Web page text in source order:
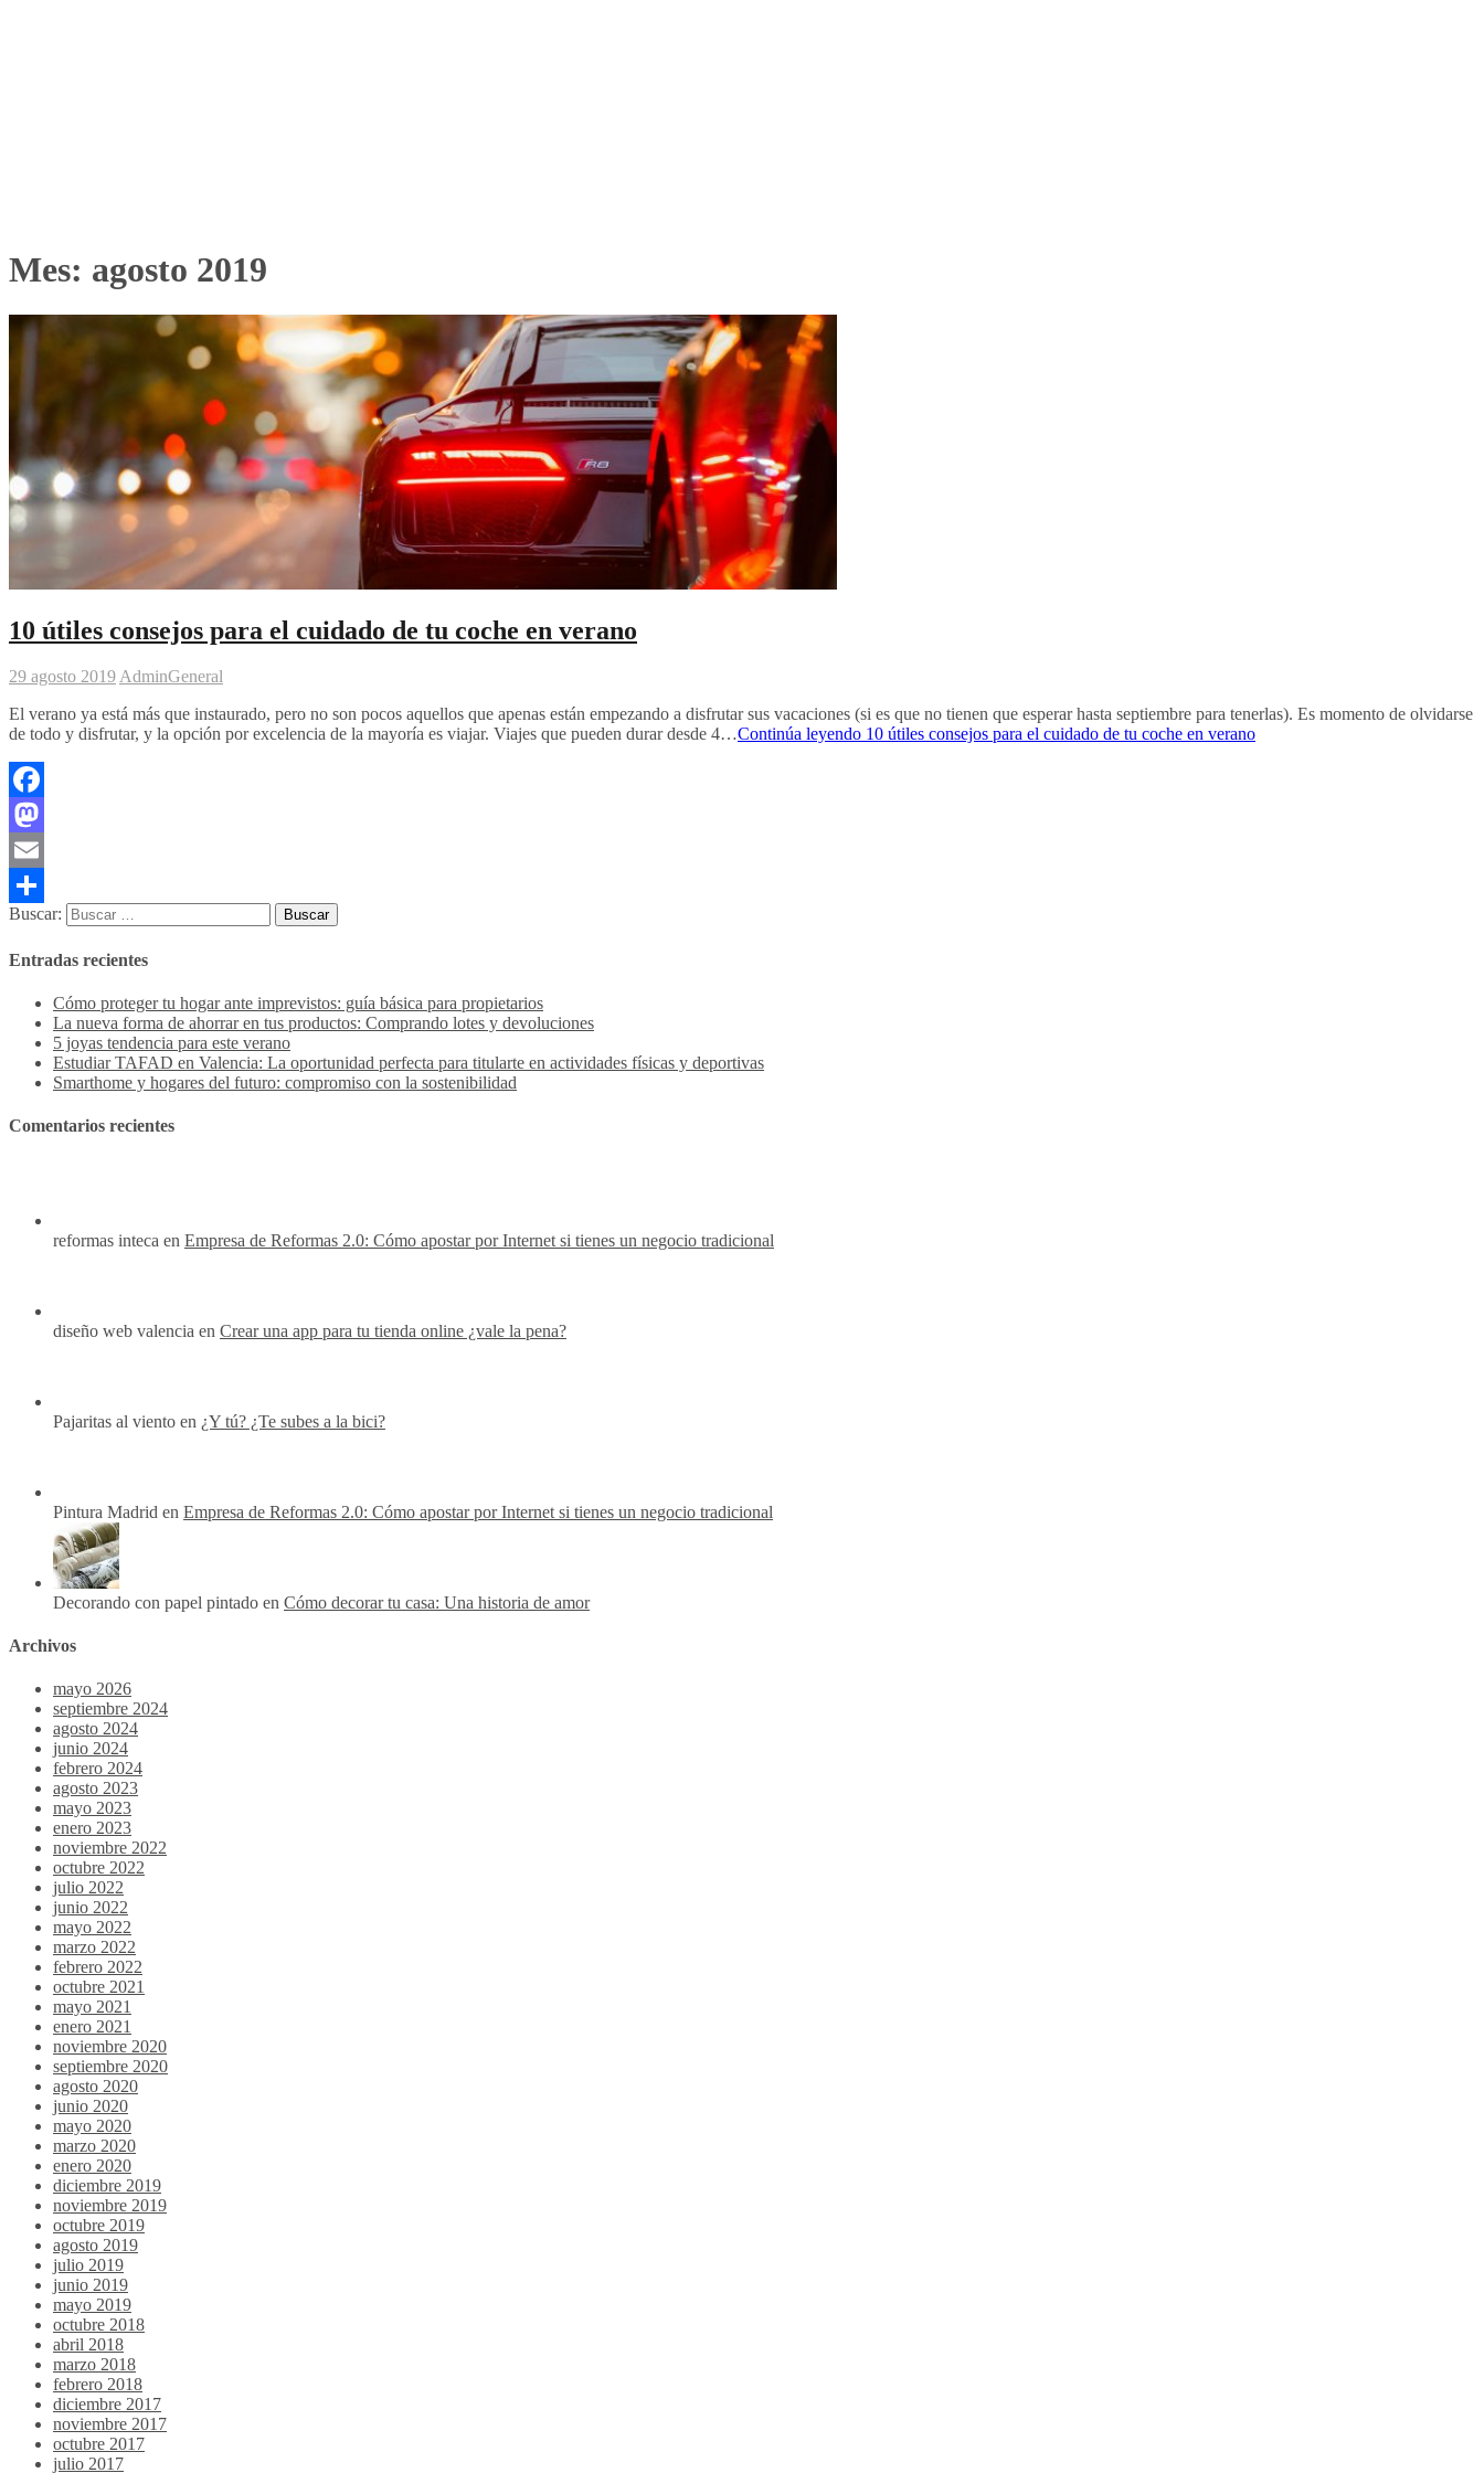
Mes: agosto 2019
10 útiles consejos para el cuidado de tu coche en verano
29 agosto 2019AdminGeneral
El verano ya está más que instaurado, pero no son pocos aquellos que apenas están empezando a disfrutar sus vacaciones (si es que no tienen que esperar hasta septiembre para tenerlas). Es momento de olvidarse
de todo y disfrutar, y la opción por excelencia de la mayoría es viajar. Viajes que pueden durar desde 4…Continúa leyendo 10 útiles consejos para el cuidado de tu coche en verano
Facebook
Mastodon
Email
Compartir
Buscar:
Entradas recientes
Cómo proteger tu hogar ante imprevistos: guía básica para propietarios
La nueva forma de ahorrar en tus productos: Comprando lotes y devoluciones
5 joyas tendencia para este verano
Estudiar TAFAD en Valencia: La oportunidad perfecta para titularte en actividades físicas y deportivas
Smarthome y hogares del futuro: compromiso con la sostenibilidad
Comentarios recientes
reformas inteca en Empresa de Reformas 2.0: Cómo apostar por Internet si tienes un negocio tradicional
diseño web valencia en Crear una app para tu tienda online ¿vale la pena?
Pajaritas al viento en ¿Y tú? ¿Te subes a la bici?
Pintura Madrid en Empresa de Reformas 2.0: Cómo apostar por Internet si tienes un negocio tradicional
Decorando con papel pintado en Cómo decorar tu casa: Una historia de amor
Archivos
mayo 2026
septiembre 2024
agosto 2024
junio 2024
febrero 2024
agosto 2023
mayo 2023
enero 2023
noviembre 2022
octubre 2022
julio 2022
junio 2022
mayo 2022
marzo 2022
febrero 2022
octubre 2021
mayo 2021
enero 2021
noviembre 2020
septiembre 2020
agosto 2020
junio 2020
mayo 2020
marzo 2020
enero 2020
diciembre 2019
noviembre 2019
octubre 2019
agosto 2019
julio 2019
junio 2019
mayo 2019
octubre 2018
abril 2018
marzo 2018
febrero 2018
diciembre 2017
noviembre 2017
octubre 2017
julio 2017